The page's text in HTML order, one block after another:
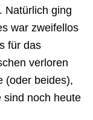
Natürlich ging
war zweifellos
für das
verloren
(oder beides),
sind noch heute